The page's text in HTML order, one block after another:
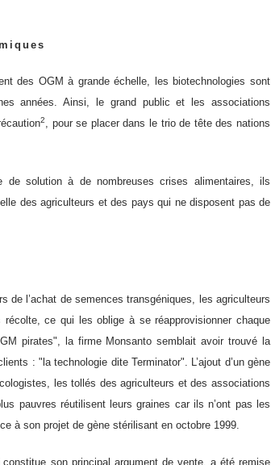
des OGM à grande échelle, les biotechnologies sont
années. Ainsi, le grand public et les associations
2
, pour se placer dans le trio de tête des nations
solution à de nombreuses crises alimentaires, ils
des agriculteurs et des pays qui ne disposent pas de
de l’achat de semences transgéniques, les agriculteurs
ce qui les oblige à se réapprovisionner chaque
pirates", la firme Monsanto semblait avoir trouvé la
: "la technologie dite Terminator". L’ajout d’un gène
les tollés des agriculteurs et des associations
pauvres réutilisent leurs graines car ils n’ont pas les
à son projet de gène stérilisant en octobre 1999.
son principal argument de vente, a été remise